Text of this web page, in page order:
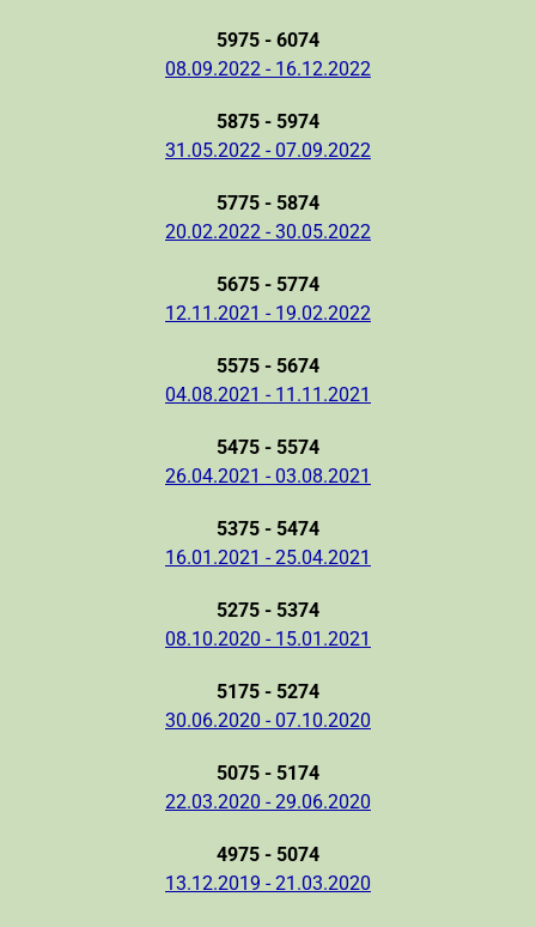
5975 - 6074
08.09.2022 - 16.12.2022
5875 - 5974
31.05.2022 - 07.09.2022
5775 - 5874
20.02.2022 - 30.05.2022
5675 - 5774
12.11.2021 - 19.02.2022
5575 - 5674
04.08.2021 - 11.11.2021
5475 - 5574
26.04.2021 - 03.08.2021
5375 - 5474
16.01.2021 - 25.04.2021
5275 - 5374
08.10.2020 - 15.01.2021
5175 - 5274
30.06.2020 - 07.10.2020
5075 - 5174
22.03.2020 - 29.06.2020
4975 - 5074
13.12.2019 - 21.03.2020